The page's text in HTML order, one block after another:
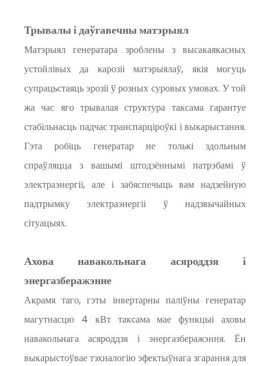
Трывалы і даўгавечны матэрыял
Матэрыял генератара зроблены з высакаякасных
устойлівых да карозіі матэрыялаў, якія могуць
супрацьстаяць эрозіі ў розных суровых умовах. У той
жа час яго трывалая структура таксама гарантуе
стабільнасць падчас транспарціроўкі і выкарыстання.
Гэта робіць генератар не толькі здольным
спраўляцца з вашымі штодзённымі патрэбамі ў
электраэнергіі, але і забяспечыць вам надзейную
падтрымку электраэнергіі ў надзвычайных
сітуацыях.
Ахова навакольнага асяроддзя і
энергазберажэнне
Акрамя таго, гэты інвертарны паліўны генератар
магутнасцю 4 кВт таксама мае функцыі аховы
навакольнага асяроддзя і энергазберажэння. Ён
выкарыстоўвае тэхналогію эфектыўнага згарання для